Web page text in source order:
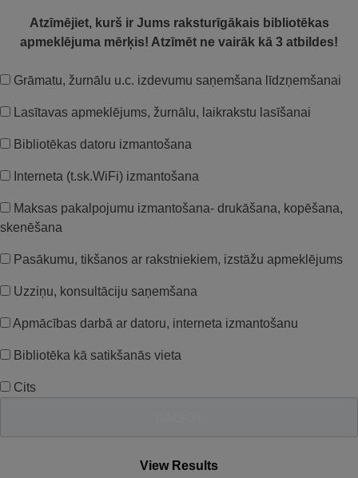
Atzīmējiet, kurš ir Jums raksturīgākais bibliotēkas
apmeklējuma mērķis! Atzīmēt ne vairāk kā 3 atbildes!
Grāmatu, žurnālu u.c. izdevumu saņemšana līdzņemšanai
Lasītavas apmeklējums, žurnālu, laikrakstu lasīšanai
Bibliotēkas datoru izmantošana
Interneta (t.sk.WiFi) izmantošana
Maksas pakalpojumu izmantošana- drukāšana, kopēšana,
skenēšana
Pasākumu, tikšanos ar rakstniekiem, izstāžu apmeklējums
Uzziņu, konsultāciju saņemšana
Apmācības darbā ar datoru, interneta izmantošanu
Bibliotēka kā satikšanās vieta
Cits
View Results